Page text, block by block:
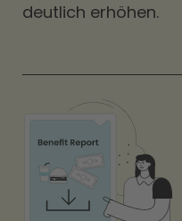
deutlich erhöhen.